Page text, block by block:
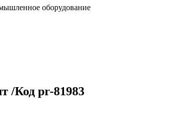
оборудование
/Код pr-81983